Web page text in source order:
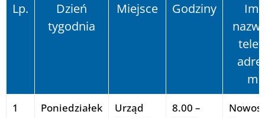
Lp.
Dzień
tygodnia
Miejsce Godziny
1 Poniedziałek
Urząd
8.00 –